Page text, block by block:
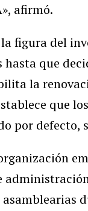
afirmó.
figura del
que
la
que
por defecto,